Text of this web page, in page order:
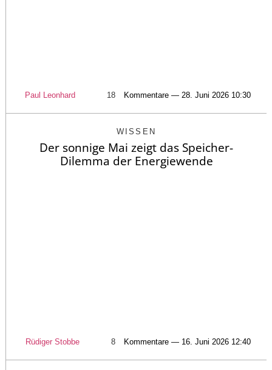
Paul Leonhard 18 Kommentare — 28. Juni 2026 10:30
WISSEN
Der sonnige Mai zeigt das Speicher-
Dilemma der Energiewende
Rüdiger Stobbe 8 Kommentare — 16. Juni 2026 12:40